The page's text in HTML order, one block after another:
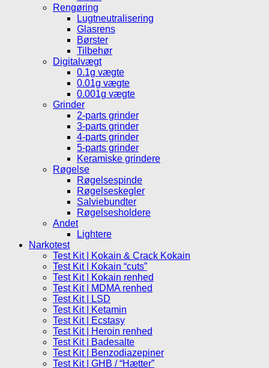
Rengøring
Lugtneutralisering
Glasrens
Børster
Tilbehør
Digitalvægt
0.1g vægte
0.01g vægte
0.001g vægte
Grinder
2-parts grinder
3-parts grinder
4-parts grinder
5-parts grinder
Keramiske grindere
Røgelse
Røgelsespinde
Røgelseskegler
Salviebundter
Røgelsesholdere
Andet
Lightere
Narkotest
Test Kit | Kokain & Crack Kokain
Test Kit | Kokain “cuts”
Test Kit | Kokain renhed
Test Kit | MDMA renhed
Test Kit | LSD
Test Kit | Ketamin
Test Kit | Ecstasy
Test Kit | Heroin renhed
Test Kit | Badesalte
Test Kit | Benzodiazepiner
Test Kit | GHB / “Hætter”